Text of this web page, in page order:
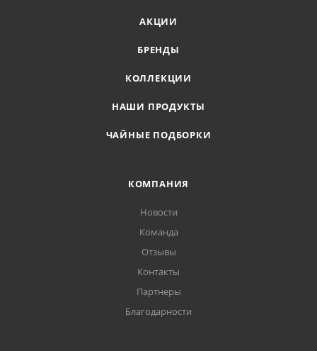
АКЦИИ
БРЕНДЫ
КОЛЛЕКЦИИ
НАШИ ПРОДУКТЫ
ЧАЙНЫЕ ПОДБОРКИ
КОМПАНИЯ
Новости
Команда
Отзывы
Контакты
Партнеры
Благодарности